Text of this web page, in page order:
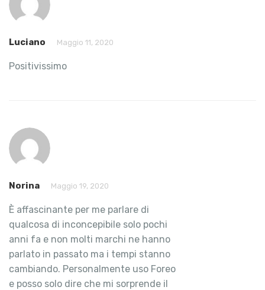
Luciano Maggio 11, 2020
Positivissimo
Norina Maggio 19, 2020
È affascinante per me parlare di
qualcosa di inconcepibile solo pochi
anni fa e non molti marchi ne hanno
parlato in passato ma i tempi stanno
cambiando. Personalmente uso Foreo
e posso solo dire che mi sorprende il